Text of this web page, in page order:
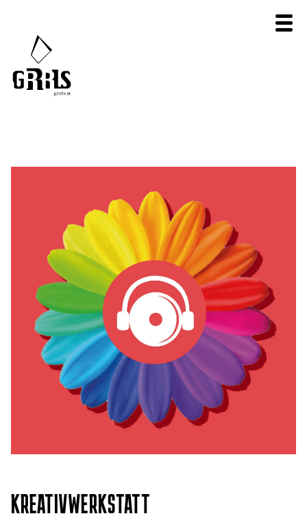
KREATIVWERKSTATT